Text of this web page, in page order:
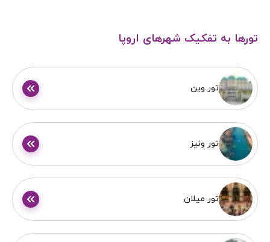
تورها به تفکیک شهرهای اروپا
تور وین
تور ونیز
تور میلان